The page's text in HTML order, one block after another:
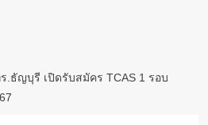
.ธัญบุรี เปิดรับสมัคร TCAS 1 รอบ